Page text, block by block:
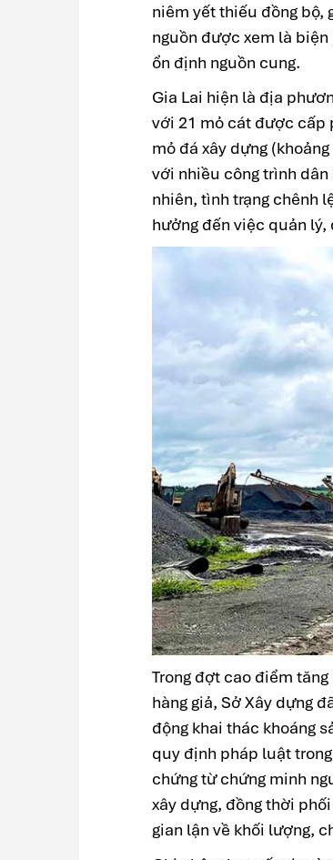
niêm yết thiếu đồng bộ,
nguồn được xem là
ổn định nguồn cung.
Gia Lai hiện là địa
với 21 mỏ cát được cấp
mỏ đá xây dựng
với nhiều công trình
nhiên, tình trạng chênh
hưởng đến việc quản
Trong đợt cao điểm
hàng giả, Sở Xây dựng
động khai thác khoáng
quy định pháp luật
chứng từ chứng minh
xây dựng, đồng thời
gian lận về khối lượng,